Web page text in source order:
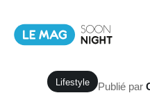
Lifestyle Publié par